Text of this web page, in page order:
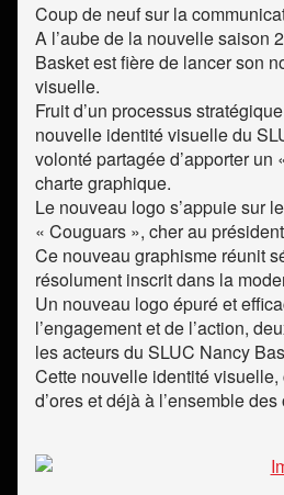
Coup de neuf sur la
A l’aube de la nouvelle saison
Basket est fière de lancer son
visuelle.
Fruit d’un processus
nouvelle identité visuelle du
volonté partagée d’apporter
charte graphique.
Le nouveau logo s’appuie sur
« Couguars », cher au
Ce nouveau graphisme réunit
résolument inscrit dans la
Un nouveau logo épuré et
l’engagement et de l’action,
les acteurs du SLUC Nancy
Cette nouvelle identité visuelle,
d’ores et déjà à l’ensemble